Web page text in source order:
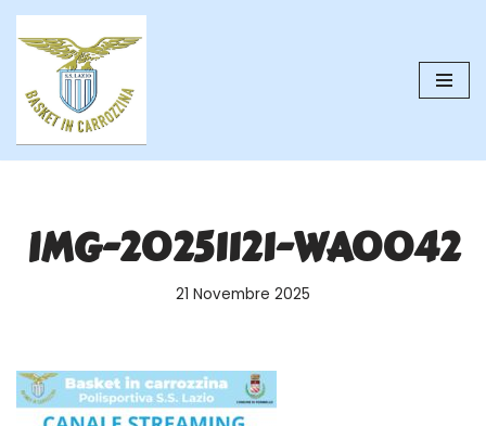
contenuto
IMG-20251121-WA0042
21 Novembre 2025